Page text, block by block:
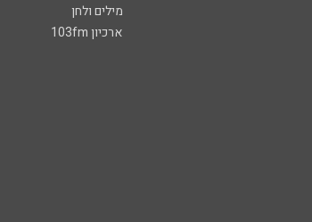
מילים ולחן
ארכיון 103fm